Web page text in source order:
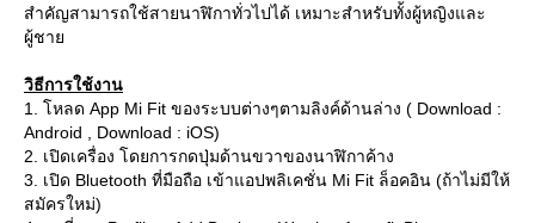
สำคัญสามารถใช้สายนาฬิกาทั่วไปได้ เหมาะสำหรับทั้งผู้หญิงและ
ผู้ชา
วิธีการใช้งาน
1. โหลด App Mi Fit ของระบบต่างๆตามลิงค์ด้านล่าง ( Download :
Android , Download : iOS)
2. เปิดเครื่อง โดยการกดปุ่มด้านขวาของนาฬิกาค้าง
3. เปิด Bluetooth ที่มือถือ เข้าแอปพลิเคชั่น Mi Fit ล็อคอิน (ถ้าไม่มีให้
สมัครใหม่)